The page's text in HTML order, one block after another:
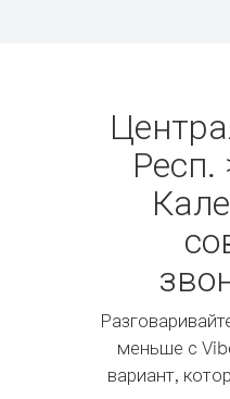
Респ.
меньше с
вариант,